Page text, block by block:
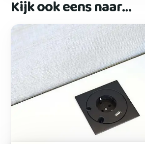
Kijk ook eens naar…